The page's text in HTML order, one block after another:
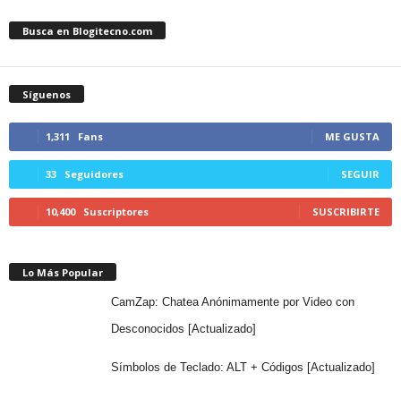
Busca en Blogitecno.com
Síguenos
1,311 Fans ME GUSTA
33 Seguidores SEGUIR
10,400 Suscriptores SUSCRIBIRTE
Lo Más Popular
CamZap: Chatea Anónimamente por Video con
Desconocidos [Actualizado]
Símbolos de Teclado: ALT + Códigos [Actualizado]